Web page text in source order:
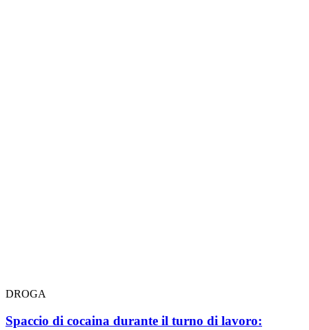
DROGA
Spaccio di cocaina durante il turno di lavoro: